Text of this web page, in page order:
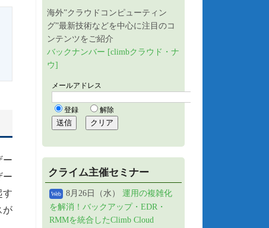
ー
ー
す
が
海外”クラウドコンピューティン
グ”最新技術などを中心に注目のコ
ンテンツをご紹介
バックナンバー [climbクラウド・ナ
ウ]
クライム主催セミナー
Web 8月26日（水） 運用の複雑化
を解消！バックアップ・EDR・
RMMを統合したClimb Cloud